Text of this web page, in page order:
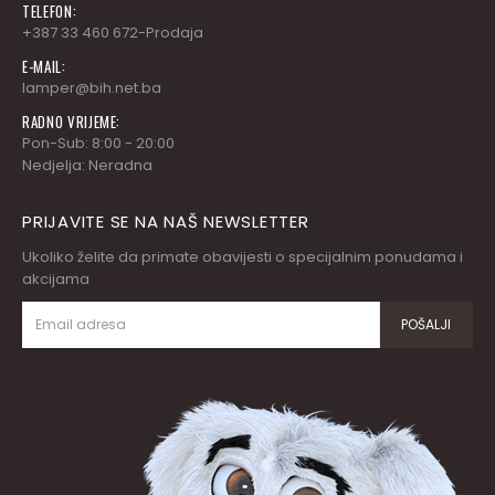
TELEFON:
+387 33 460 672-Prodaja
E-MAIL:
lamper@bih.net.ba
RADNO VRIJEME:
Pon-Sub: 8:00 - 20:00
Nedjelja: Neradna
PRIJAVITE SE NA NAŠ NEWSLETTER
Ukoliko želite da primate obavijesti o specijalnim ponudama i
akcijama